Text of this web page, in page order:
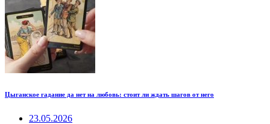
Цыганское гадание да нет на любовь: стоит ли ждать шагов от него
23.05.2026